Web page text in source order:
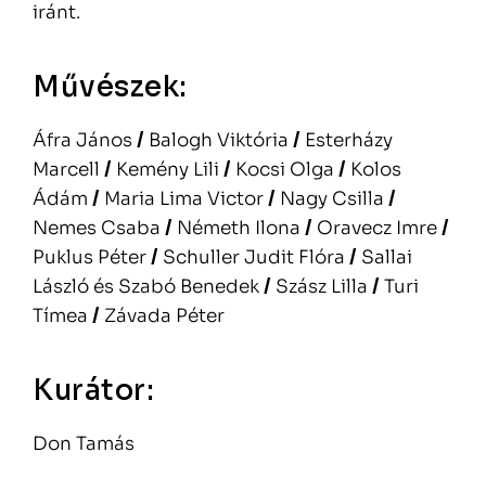
iránt.
Művészek:
Áfra János / Balogh Viktória / Esterházy
Marcell / Kemény Lili / Kocsi Olga / Kolos
Ádám / Maria Lima Victor/ Nagy Csilla /
Nemes Csaba / Németh Ilona / Oravecz Imre/
Puklus Péter/ Schuller Judit Flóra / Sallai
László és Szabó Benedek/ Szász Lilla / Turi
Tímea / Závada Péter
Kurátor:
Don Tamás